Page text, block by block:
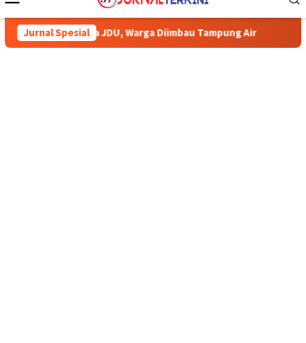
Mobile
Jurnal Spesial
Diimbau Tampung Air Pemkab Karimun minta